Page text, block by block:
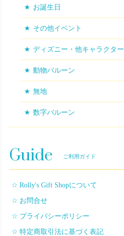
お誕生日
その他イベント
ディズニー・他キャラクター
動物バルーン
無地
数字バルーン
Guide ご利用ガイド
Rolly's Gift Shopについて
お問合せ
プライバシーポリシー
特定商取引法に基づく表記